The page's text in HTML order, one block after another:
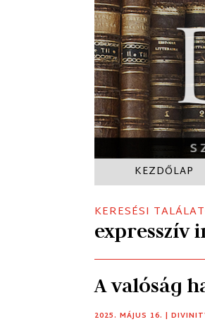
KEZDŐLAP
KERESÉSI
expresszív
A valóság
2025. MÁJUS 16. |